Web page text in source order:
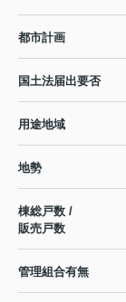
都市計画
国土法届出要否
用途地域
地勢
棟総戸数 /
販売戸数
管理組合有無